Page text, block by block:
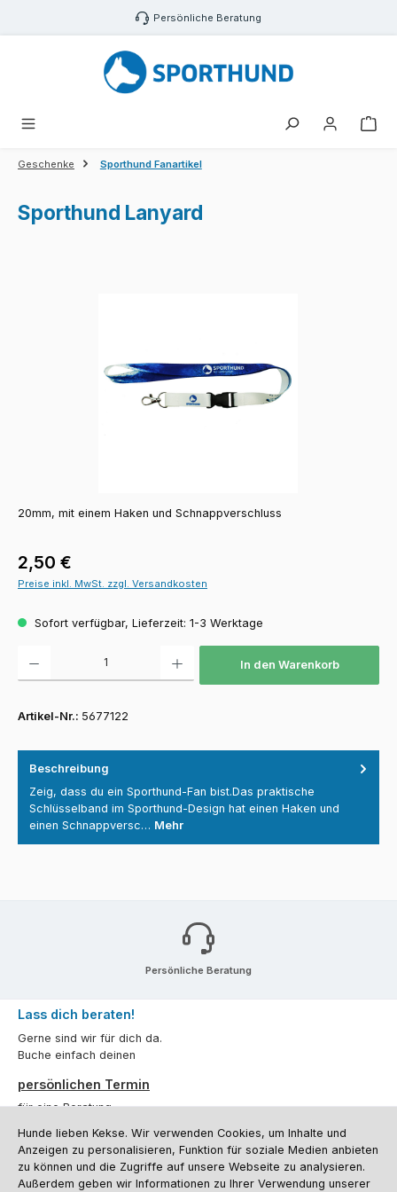
Zum Hauptinhalt springen Persönliche Beratung
Geschenke Sporthund Fanartikel
Sporthund Lanyard
20mm, mit einem Haken und Schnappverschluss
Regulärer Preis:
2,50 €
Preise inkl. MwSt. zzgl. Versandkosten
Sofort verfügbar, Lieferzeit: 1-3 Werktage
In den Warenkorb
Artikel-Nr.: 5677122
Beschreibung
Zeig, dass du ein Sporthund-Fan bist.Das praktische
Schlüsselband im Sporthund-Design hat einen Haken und
einen Schnappversc… Mehr
Persönliche Beratung
Lass dich beraten!
Gerne sind wir für dich da.
Buche einfach deinen
persönlichen Termin
für eine Beratung.
Oder über unserKontaktformular.
Vertrag widerrufen
Hunde lieben Kekse. Wir verwenden Cookies, um Inhalte und
Anzeigen zu personalisieren, Funktion für soziale Medien anbieten
zu können und die Zugriffe auf unsere Webseite zu analysieren.
Außerdem geben wir Informationen zu Ihrer Verwendung unserer